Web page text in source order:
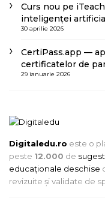
Curs nou pe
inteligenței
30 aprilie 2026
CertiPass.app —
certificatelor de
29 ianuarie 2026
Digitaledu.ro este o
peste 12.000 de
educaționale deschise
revizuite și validate de